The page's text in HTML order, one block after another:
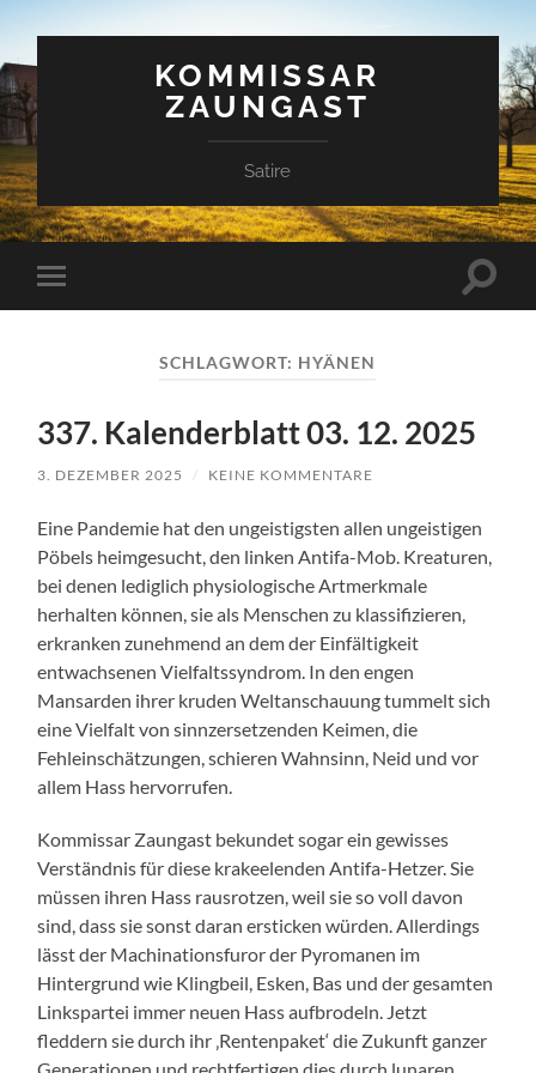
KOMMISSAR
ZAUNGAST
Satire
Mobile-
Menü
SCHLAGWORT: HYÄNEN
337. Kalenderblatt 03. 12. 2025
3. DEZEMBER 2025 / KEINE KOMMENTARE
Eine Pandemie hat den ungeistigsten allen ungeistigen
Pöbels heimgesucht, den linken Antifa-Mob. Kreaturen,
bei denen lediglich physiologische Artmerkmale
herhalten können, sie als Menschen zu klassifizieren,
erkranken zunehmend an dem der Einfältigkeit
entwachsenen Vielfaltssyndrom. In den engen
Mansarden ihrer kruden Weltanschauung tummelt sich
eine Vielfalt von sinnzersetzenden Keimen, die
Fehleinschätzungen, schieren Wahnsinn, Neid und vor
allem Hass hervorrufen.
Kommissar Zaungast bekundet sogar ein gewisses
Verständnis für diese krakeelenden Antifa-Hetzer. Sie
müssen ihren Hass rausrotzen, weil sie so voll davon
sind, dass sie sonst daran ersticken würden. Allerdings
lässt der Machinationsfuror der Pyromanen im
Hintergrund wie Klingbeil, Esken, Bas und der gesamten
Linkspartei immer neuen Hass aufbrodeln. Jetzt
fleddern sie durch ihr ‚Rentenpaket‘ die Zukunft ganzer